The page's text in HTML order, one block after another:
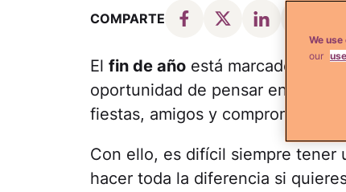
COMPARTE
El fin de año está marcado no
oportunidad de pensar en el
fiestas, amigos y compromisos
Con ello, es difícil siempre tener
hacer toda la diferencia si
We
our